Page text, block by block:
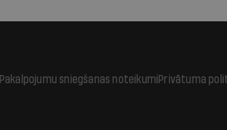
Pakalpojumu sniegšanas noteikumiPrivātuma